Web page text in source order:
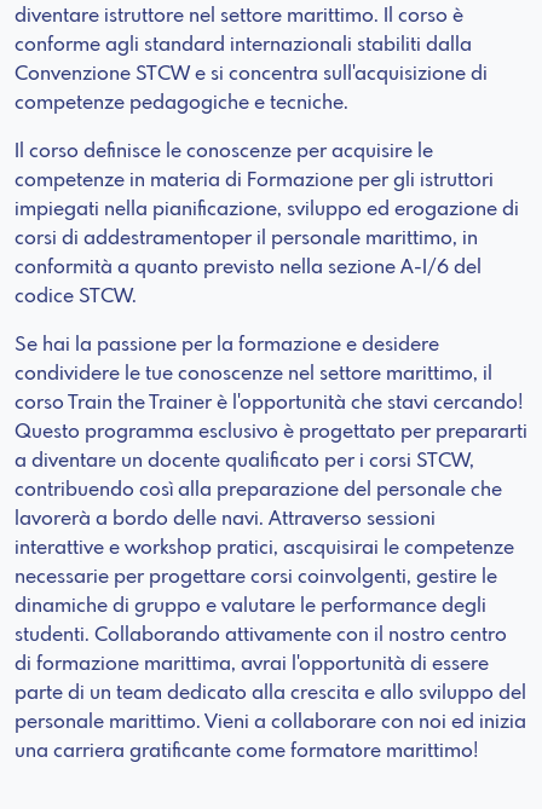
diventare istruttore nel settore marittimo. Il corso è
conforme agli standard internazionali stabiliti dalla
Convenzione STCW e si concentra sull'acquisizione di
competenze pedagogiche e tecniche.
Il corso definisce le conoscenze per acquisire le
competenze in materia di Formazione per gli istruttori
impiegati nella pianificazione, sviluppo ed erogazione di
corsi di addestramentoper il personale marittimo, in
conformità a quanto previsto nella sezione A-I/6 del
codice STCW.
Se hai la passione per la formazione e desidere
condividere le tue conoscenze nel settore marittimo, il
corso Train the Trainer è l'opportunità che stavi cercando!
Questo programma esclusivo è progettato per prepararti
a diventare un docente qualificato per i corsi STCW,
contribuendo così alla preparazione del personale che
lavorerà a bordo delle navi. Attraverso sessioni
interattive e workshop pratici, ascquisirai le competenze
necessarie per progettare corsi coinvolgenti, gestire le
dinamiche di gruppo e valutare le performance degli
studenti. Collaborando attivamente con il nostro centro
di formazione marittima, avrai l'opportunità di essere
parte di un team dedicato alla crescita e allo sviluppo del
personale marittimo. Vieni a collaborare con noi ed inizia
una carriera gratificante come formatore marittimo!